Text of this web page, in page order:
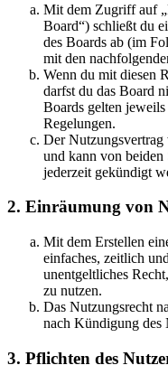
Mit dem Zugriff auf
Board“) schließt du
des Boards ab (im
mit den
Wenn du mit diesen
darfst du das Board
Boards gelten
Regelungen.
Der Nutzungsvertrag
und kann von
jederzeit gekündigt
2. Einräumung von
Mit dem Erstellen
einfaches, zeitlich
unentgeltliches
zu nutzen.
Das Nutzungsrecht
nach Kündigung des
3. Pflichten des